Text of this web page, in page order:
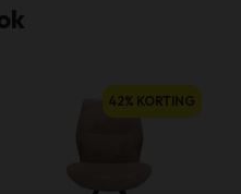
42% KORTING